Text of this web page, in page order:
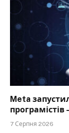
Meta
програмістів
7 Серпня 2026